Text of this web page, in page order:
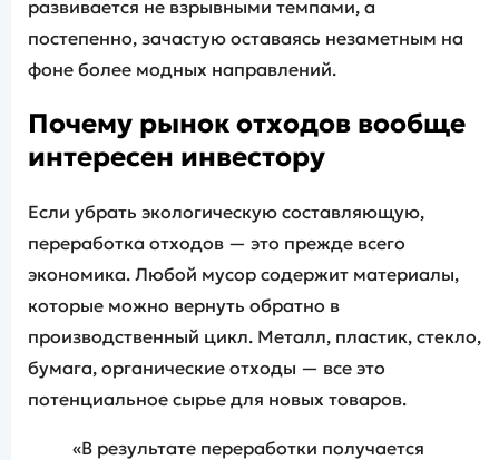
развивается не взрывными темпами, а
постепенно, зачастую оставаясь незаметным на
фоне более модных направлений.
Почему рынок отходов вообще
интересен инвестору
Если убрать экологическую составляющую,
переработка отходов — это прежде всего
экономика. Любой мусор содержит материалы,
которые можно вернуть обратно в
производственный цикл. Металл, пластик, стекло,
бумага, органические отходы — все это
потенциальное сырье для новых товаров.
«В результате переработки получается